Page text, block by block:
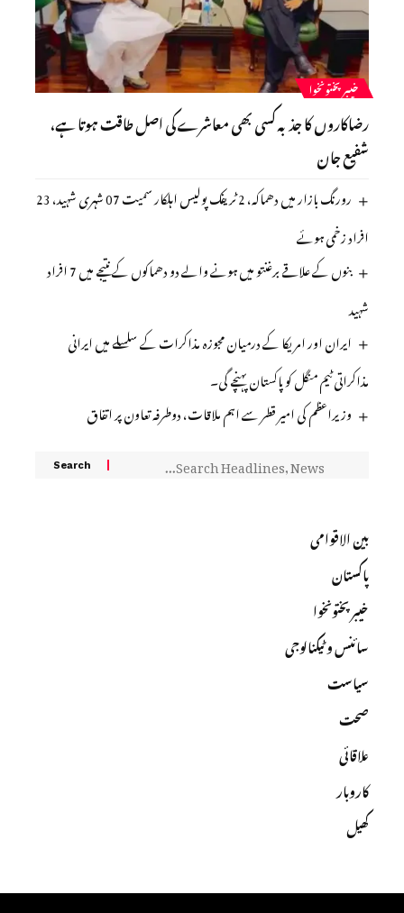
خیبرپختونخوا
رضاکاروں کا جذبہ کسی بھی معاشرے کی اصل طاقت ہوتا ہے،
شفیع جان
رورنگ بازار میں دھماکہ، 2 ٹریفک پولیس اہلکار سمیت 07 شہری شہید، 23
افراد زخمی ہوئے
بنوں کے علاقے برغنتو میں ہونے والے دو دھماکوں کے نتیجے میں 7 افراد
شہید
ایران اور امریکا کے درمیان مجوزہ مذاکرات کے سلسلے میں ایرانی
مذاکراتی ٹیم منگل کو پاکستان پہنچے گی۔
وزیراعظم کی امیر قطر سے اہم ملاقات، دوطرفہ تعاون پر اتفاق
بین الاقوامی
پاکستان
خیبرپختونخوا
سائنس و ٹیکنالوجی
سیاست
صحت
علاقائی
کاروبار
کھیل